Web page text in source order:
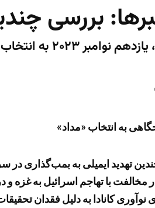
بررسی
۲۰۲۳ به انتخاب «مداد»
به انتخاب «مداد»
تهدید ایمیلی به بمب‌گذاری
مخالفت با تهاجم اسرائیل به غزه
نوآوری کانادا به دلیل فقدان